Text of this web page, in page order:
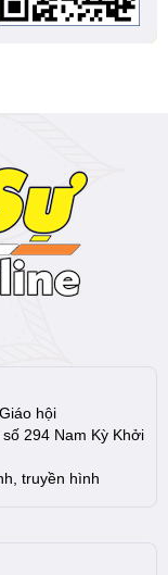
hội
294 Nam Kỳ Khởi
truyền hình